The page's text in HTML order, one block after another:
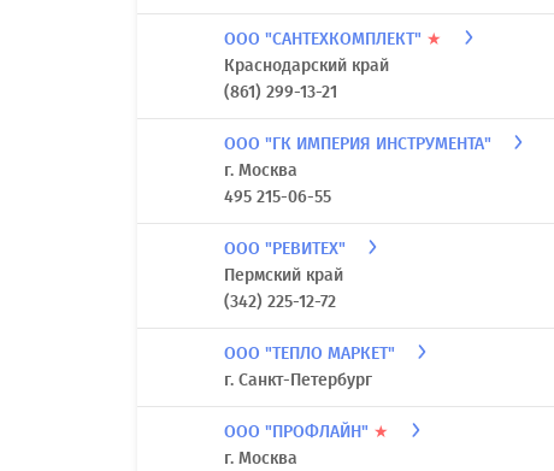
ООО "САНТЕХКОМПЛЕКТ" ★
Краснодарский край
(861) 299-13-21
ООО "ГК ИМПЕРИЯ ИНСТРУМЕНТА"
г. Москва
495 215-06-55
ООО "РЕВИТЕХ"
Пермский край
(342) 225-12-72
ООО "ТЕПЛО МАРКЕТ"
г. Санкт-Петербург
ООО "ПРОФЛАЙН" ★
г. Москва